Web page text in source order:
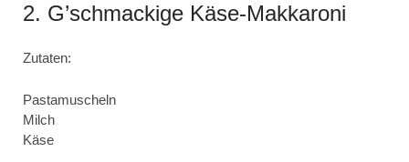
2. G’schmackige Käse-Makkaroni
Zutaten:
Pastamuscheln
Milch
Käse